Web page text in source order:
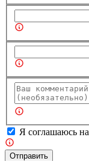
Я соглашаюсь на
Отправить